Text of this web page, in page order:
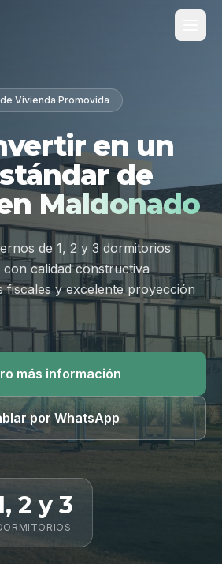
por WhatsApp
Vivienda Promovida
en un
de
Maldonado
de 1, 2 y 3 dormitorios
calidad constructiva
fiscales y excelente proyección
más información
por WhatsApp
2 y 3